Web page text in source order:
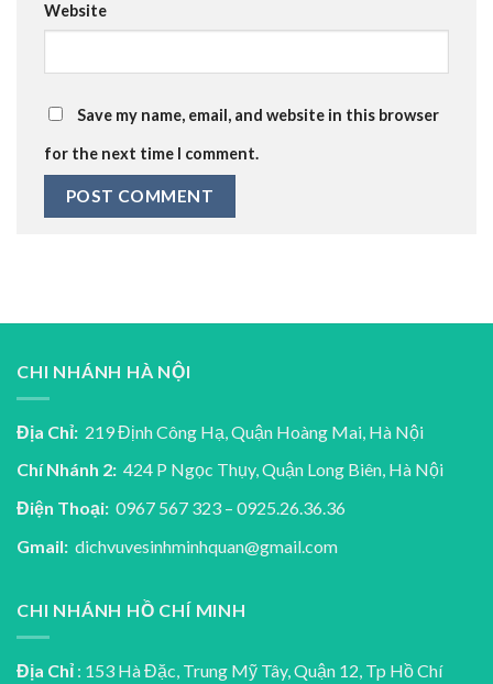
Website
Save my name, email, and website in this browser
for the next time I comment.
CHI NHÁNH HÀ NỘI
Địa Chỉ: 219 Định Công Hạ, Quận Hoàng Mai, Hà Nội
Chí Nhánh 2: 424 P Ngọc Thụy, Quận Long Biên, Hà Nội
Điện Thoại: 0967 567 323 – 0925.26.36.36
Gmail: dichvuvesinhminhquan@gmail.com
CHI NHÁNH HỒ CHÍ MINH
Địa Chỉ : 153 Hà Đặc, Trung Mỹ Tây, Quận 12, Tp Hồ Chí